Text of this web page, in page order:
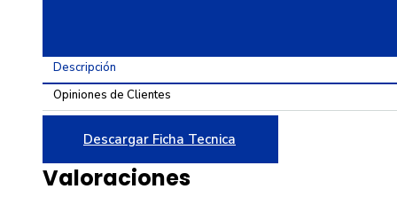
60
cantidad
Descripción
Opiniones de Clientes
Descargar Ficha Tecnica
Valoraciones